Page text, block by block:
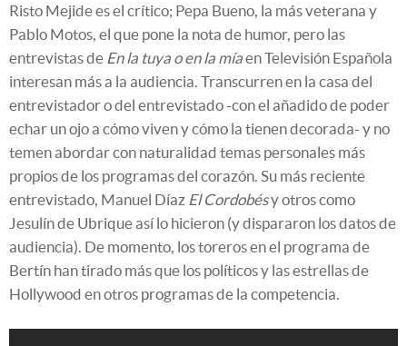
Risto Mejide es el crítico; Pepa Bueno, la más veterana y
Pablo Motos, el que pone la nota de humor, pero las
entrevistas de En la tuya o en la míaen Televisión Española
interesan más a la audiencia. Transcurren en la casa del
entrevistador o del entrevistado -con el añadido de poder
echar un ojo a cómo viven y cómo la tienen decorada- y no
temen abordar con naturalidad temas personales más
propios de los programas del corazón. Su más reciente
entrevistado, Manuel Díaz El Cordobésy otros como
Jesulín de Ubrique así lo hicieron (y dispararon los datos de
audiencia). De momento, los toreros en el programa de
Bertín han tirado más que los políticos y las estrellas de
Hollywood en otros programas de la competencia.